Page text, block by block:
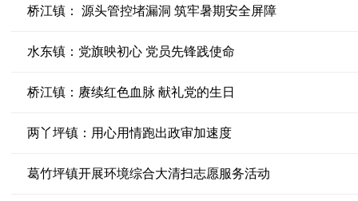
桥江镇： 源头管控堵漏洞 筑牢暑期安全屏障
水东镇：党旗映初心 党员先锋践使命
桥江镇：赓续红色血脉 献礼党的生日
两丫坪镇：用心用情跑出政审加速度
葛竹坪镇开展环境综合大清扫志愿服务活动